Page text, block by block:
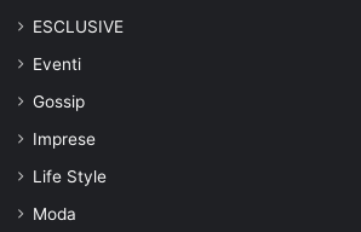
ESCLUSIVE
Eventi
Gossip
Imprese
Life Style
Moda